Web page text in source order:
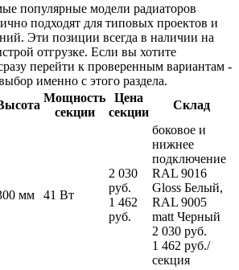
популярные модели радиаторов
подходят для типовых проектов и
Эти позиции всегда в наличии на
отгрузке. Если вы хотите
перейти к проверенным вариантам -
именно с этого раздела.
Мощность
секции
Цена
секции
Склад
мм 41 Вт
2 030
руб.
1 462
руб.
боковое и
нижнее
подключение
RAL 9016
Gloss Белый,
RAL 9005
matt Черный
2 030 руб.
1 462 руб./
секция